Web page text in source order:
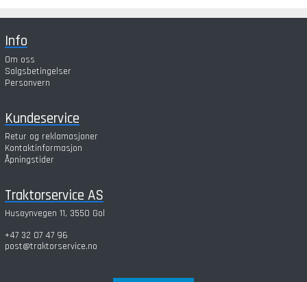
Info
Om oss
Salgsbetingelser
Personvern
Kundeservice
Retur og reklamasjoner
Kontaktinformasjon
Åpningstider
Traktorservice AS
Husøynvegen 11, 3550 Gol
+47 32 07 47 96
post@traktorservice.no